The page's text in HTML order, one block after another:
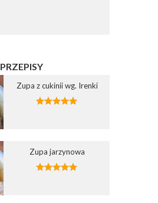
PRZEPISY
Zupa z cukinii wg. Irenki
Zupa jarzynowa